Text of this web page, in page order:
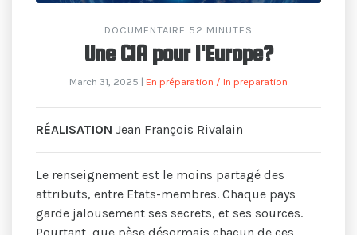
DOCUMENTAIRE 52 MINUTES
Une CIA pour l'Europe?
March 31, 2025 | En préparation / In preparation
RÉALISATION Jean François Rivalain
Le renseignement est le moins partagé des
attributs, entre Etats-membres. Chaque pays
garde jalousement ses secrets, et ses sources.